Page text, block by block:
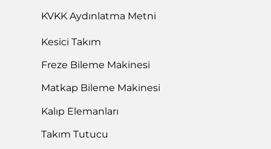
KVKK Aydınlatma Metni
Kesici Takım
Freze Bileme Makinesi
Matkap Bileme Makinesi
Kalıp Elemanları
Takım Tutucu